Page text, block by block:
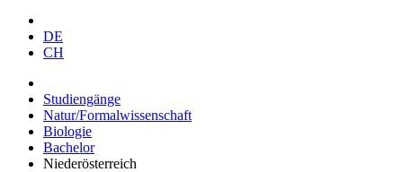
DE
CH
Studiengänge
Natur/Formalwissenschaft
Biologie
Bachelor
Niederösterreich